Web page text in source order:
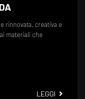
rinnovata, creativa e
materiali che
LEGGI